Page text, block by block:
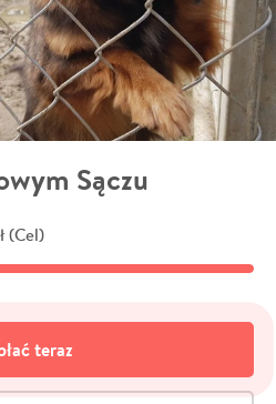
Sączu
(Cel)
teraz